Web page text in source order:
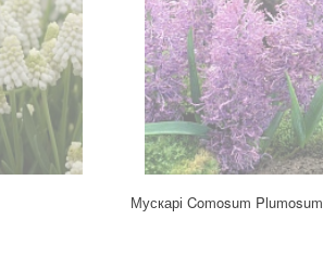
Мускарі Comosum Plumosum